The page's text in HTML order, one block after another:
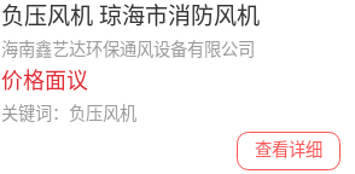
负压风机 琼海市消防风机
海南鑫艺达环保通风设备有限公司
价格面议
查看详细
关键词：负压风机